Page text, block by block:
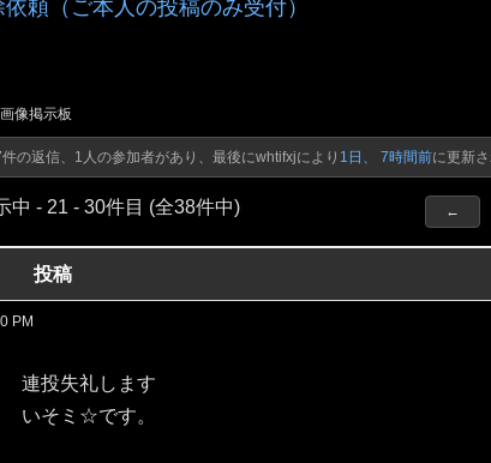
頼（ご本人の投稿のみ受付）
像掲示板
の返信、1人の参加者があり、最後にwhtifxjにより 1日、 7時間前に更新さ
中 - 21 - 30件目 (全38件中) ←
投稿
PM
連投失礼します
いそミ☆です。